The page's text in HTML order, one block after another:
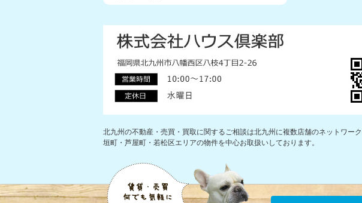
北九州の不動産・売買・買取に関するご相談は北九州に複数店舗のネットワー
垣町・芦屋町・若松区エリアの物件を中心お取扱いしております。